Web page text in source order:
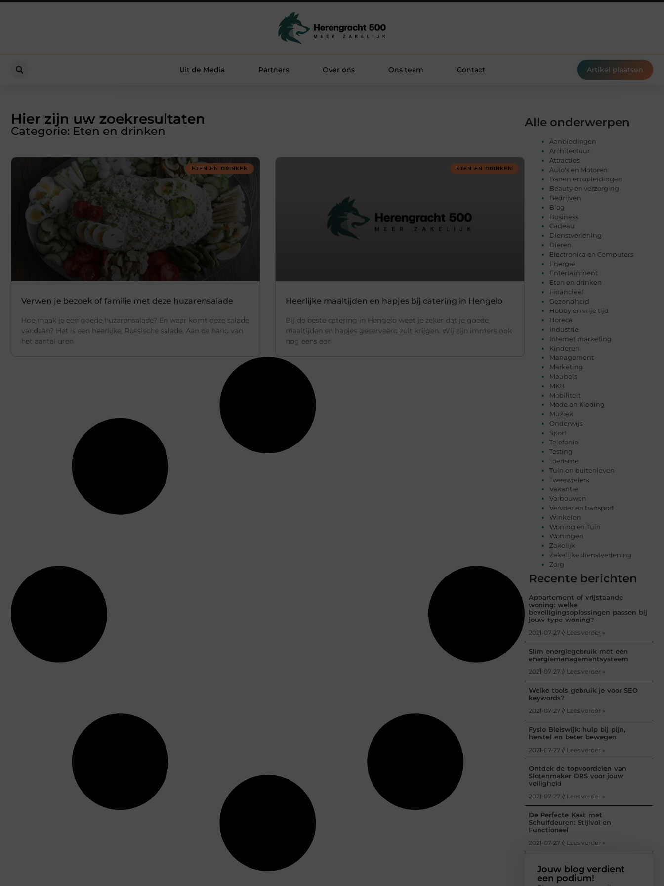
Uit de Media Partners Over ons Ons team Contact Artikel plaatsen
Hier zijn uw zoekresultaten
Categorie: Eten en drinken
ETEN EN DRINKEN
Verwen je bezoek of familie met deze huzarensalade
Hoe maak je een goede huzarensalade? En waar komt deze salade
vandaan? Het is een heerlijke, Russische salade. Aan de hand van
het aantal uren
ETEN EN DRINKEN
Heerlijke maaltijden en hapjes bij catering in Hengelo
Bij de beste catering in Hengelo weet je zeker dat je goede
maaltijden en hapjes geserveerd zult krijgen. Wij zijn immers ook
nog eens een
Alle onderwerpen
Aanbiedingen
Architectuur
Attracties
Auto's en Motoren
Banen en opleidingen
Beauty en verzorging
Bedrijven
Blog
Business
Cadeau
Dienstverlening
Dieren
Electronica en Computers
Energie
Entertainment
Eten en drinken
Financieel
Gezondheid
Hobby en vrije tijd
Horeca
Industrie
Internet marketing
Kinderen
Management
Marketing
Meubels
MKB
Mobiliteit
Mode en Kleding
Muziek
Onderwijs
Sport
Telefonie
Testing
Toerisme
Tuin en buitenleven
Tweewielers
Vakantie
Verbouwen
Vervoer en transport
Winkelen
Woning en Tuin
Woningen
Zakelijk
Zakelijke dienstverlening
Zorg
Recente berichten
Appartement of vrijstaande
woning: welke
beveiligingsoplossingen passen bij
jouw type woning?
2021-07-27 // Lees verder »
Slim energiegebruik met een
energiemanagementsysteem
2021-07-27 // Lees verder »
Welke tools gebruik je voor SEO
keywords?
2021-07-27 // Lees verder »
Fysio Bleiswijk: hulp bij pijn,
herstel en beter bewegen
2021-07-27 // Lees verder »
Ontdek de topvoordelen van
Slotenmaker DRS voor jouw
veiligheid
2021-07-27 // Lees verder »
De Perfecte Kast met
Schuifdeuren: Stijlvol en
Functioneel
2021-07-27 // Lees verder »
Jouw blog verdient
een podium!